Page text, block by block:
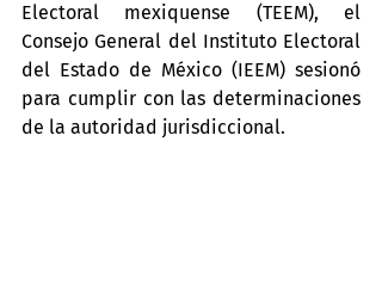
Electoral mexiquense (TEEM), el
Consejo General del Instituto Electoral
del Estado de México (IEEM) sesionó
para cumplir con las determinaciones
de la autoridad jurisdiccional.